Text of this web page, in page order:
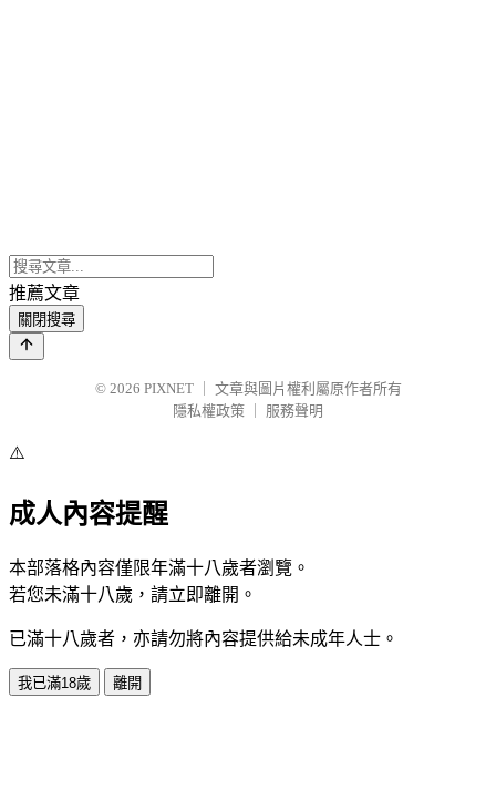
推薦文章
關閉搜尋
© 2026 PIXNET
文章與圖片權利屬原作者所有
隱私權政策
服務聲明
⚠️
成人內容提醒
本部落格內容僅限年滿十八歲者瀏覽。
若您未滿十八歲，請立即離開。
已滿十八歲者，亦請勿將內容提供給未成年人士。
我已滿18歲 離開